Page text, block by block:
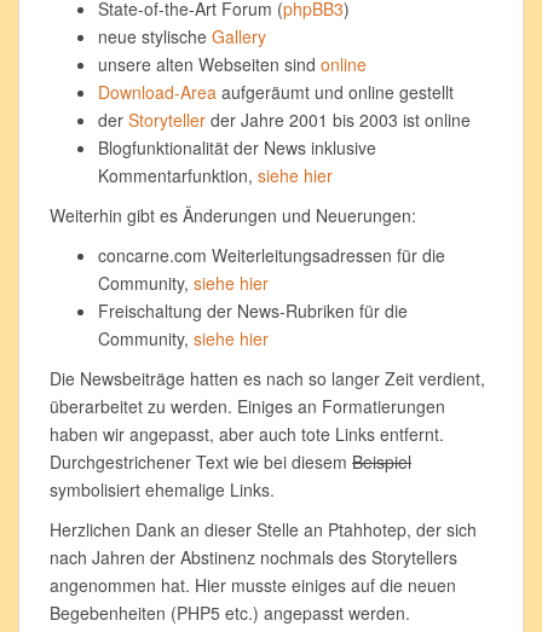
State-of-the-Art Forum (phpBB3)
neue stylische Gallery
unsere alten Webseiten sind online
Download-Area aufgeräumt und online gestellt
der Storyteller der Jahre 2001 bis 2003 ist online
Blogfunktionalität der News inklusive
Kommentarfunktion, siehe hier
Weiterhin gibt es Änderungen und Neuerungen:
concarne.com Weiterleitungsadressen für die
Community, siehe hier
Freischaltung der News-Rubriken für die
Community, siehe hier
Die Newsbeiträge hatten es nach so langer Zeit verdient,
überarbeitet zu werden. Einiges an Formatierungen
haben wir angepasst, aber auch tote Links entfernt.
Durchgestrichener Text wie bei diesem Beispiel
symbolisiert ehemalige Links.
Herzlichen Dank an dieser Stelle an Ptahhotep, der sich
nach Jahren der Abstinenz nochmals des Storytellers
angenommen hat. Hier musste einiges auf die neuen
Begebenheiten (PHP5 etc.) angepasst werden.